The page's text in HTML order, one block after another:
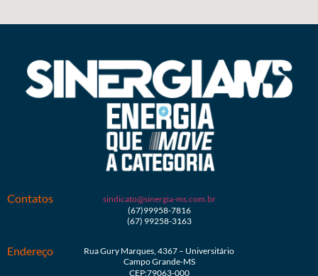
Contatos
sindicato@sinergia-ms.com.br
(67)99958-7816
(67) 99258-3163
Endereço
Rua Gury Marques, 4367 – Universitário
Campo Grande-MS
CEP:79063-000